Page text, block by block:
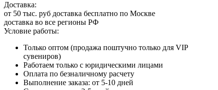
Доставка:
от 50 тыс. руб доставка бесплатно по Москве
доставка во все регионы РФ
Условие работы:
Только оптом (продажа поштучно только для VIP
сувениров)
Работаем только с юридическими лицами
Оплата по безналичному расчету
Выполнение заказа: от 5-10 дней